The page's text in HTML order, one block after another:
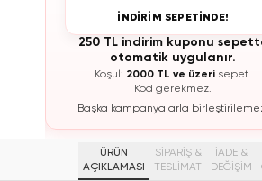
İNDİRİM SEPETİNDE!
250 TL indirim kuponu
otomatik uygulanır.
Koşul: 2000 TL ve üzeri sepet.
Kod gerekmez.
Başka kampanyalarla
ÜRÜN
AÇIKLAMASI
SİPARİŞ &
TESLİMAT
İADE &
DEĞİŞİM